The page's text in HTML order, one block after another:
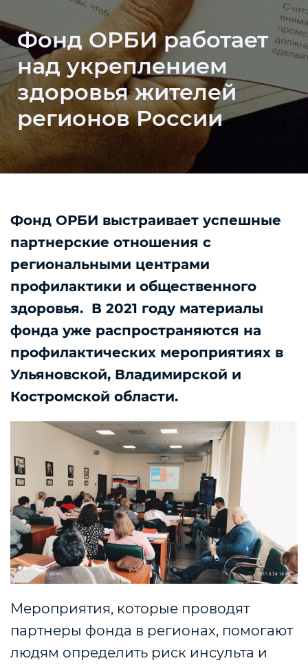
Фонд ОРБИ работает
над укреплением
здоровья жителей
регионов России
Фонд ОРБИ выстраивает успешные
партнерские отношения с
региональными центрами
профилактики и общественного
здоровья. В 2021 году материалы
фонда уже распространяются на
профилактических мероприятиях в
Ульяновской, Владимирской и
Костромской области.
Мероприятия, которые проводят
партнеры фонда в регионах, помогают
людям определить риск инсульта и